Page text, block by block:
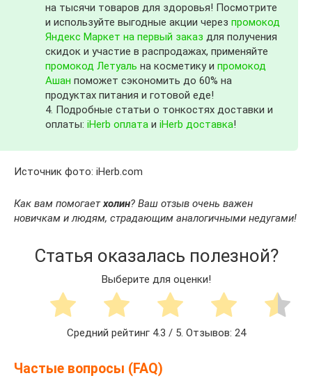
на тысячи товаров для здоровья! Посмотрите
и используйте выгодные акции через промокод
Яндекс Маркет на первый заказ для получения
скидок и участие в распродажах, применяйте
промокод Летуаль на косметику и промокод
Ашан поможет сэкономить до 60% на
продуктах питания и готовой еде!
4. Подробные статьи о тонкостях доставки и
оплаты: iHerb оплата и iHerb доставка!
Источник фото: iHerb.com
Как вам помогаетхолин? Ваш отзыв очень важен
новичкам и людям, страдающим аналогичными недугами!
Статья оказалась полезной?
Выберите для оценки!
Средний рейтинг 4.3 / 5. Отзывов: 24
Частые вопросы (FAQ)